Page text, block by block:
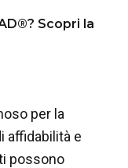
Scopri la
per la
affidabilità e
possono